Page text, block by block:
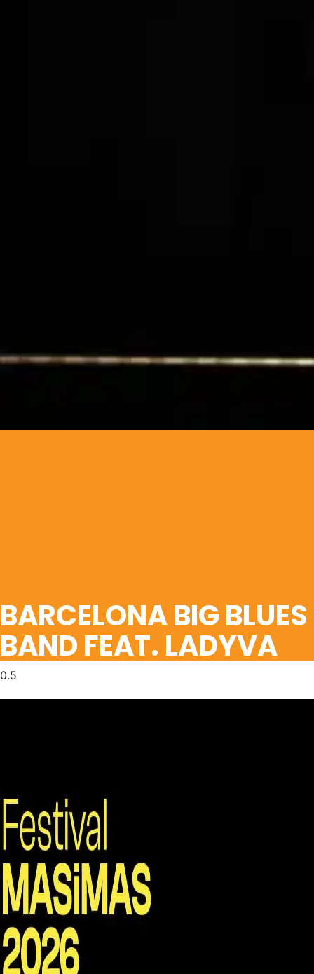
BARCELONA BIG BLUES
BAND FEAT. LADYVA